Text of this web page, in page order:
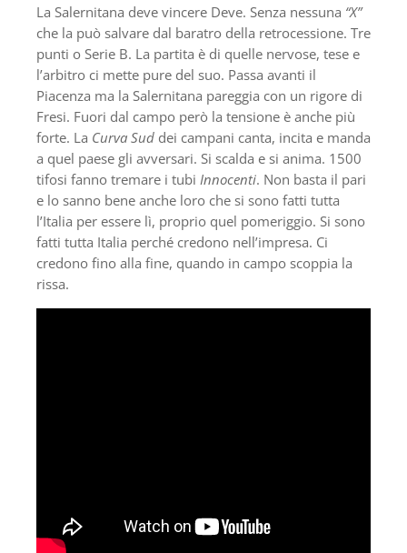
La Salernitana deve vincere Deve. Senza nessuna “X”
che la può salvare dal baratro della retrocessione. Tre
punti o Serie B. La partita è di quelle nervose, tese e
l’arbitro ci mette pure del suo. Passa avanti il
Piacenza ma la Salernitana pareggia con un rigore di
Fresi. Fuori dal campo però la tensione è anche più
forte. La Curva Sud dei campani canta, incita e manda
a quel paese gli avversari. Si scalda e si anima. 1500
tifosi fanno tremare i tubi Innocenti. Non basta il pari
e lo sanno bene anche loro che si sono fatti tutta
l’Italia per essere lì, proprio quel pomeriggio. Si sono
fatti tutta Italia perché credono nell’impresa. Ci
credono fino alla fine, quando in campo scoppia la
rissa.